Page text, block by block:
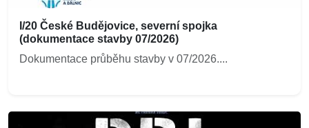
I/20 České Budějovice, severní spojka
(dokumentace stavby 07/2026)
Dokumentace průběhu stavby v 07/2026....